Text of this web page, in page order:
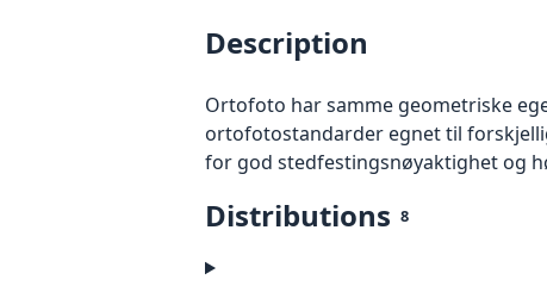
Description
Ortofoto har samme geometriske
ortofotostandarder egnet til
for god stedfestingsnøyaktighet og
Distributions 8